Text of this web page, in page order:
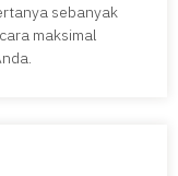
sebanyak
maksimal